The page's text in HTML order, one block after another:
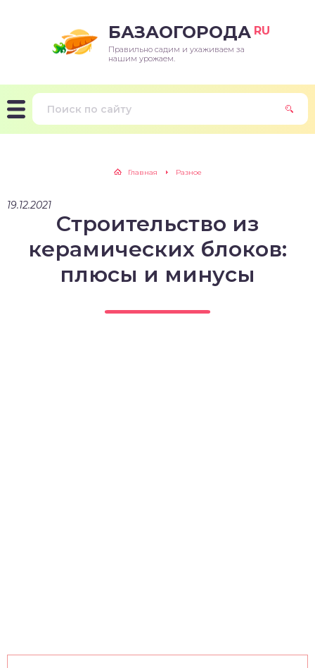
БАЗАОГОРОДА RU
Правильно садим и ухаживаем за
нашим урожаем.
Главная Разное
19.12.2021
Строительство из
керамических блоков:
плюсы и минусы